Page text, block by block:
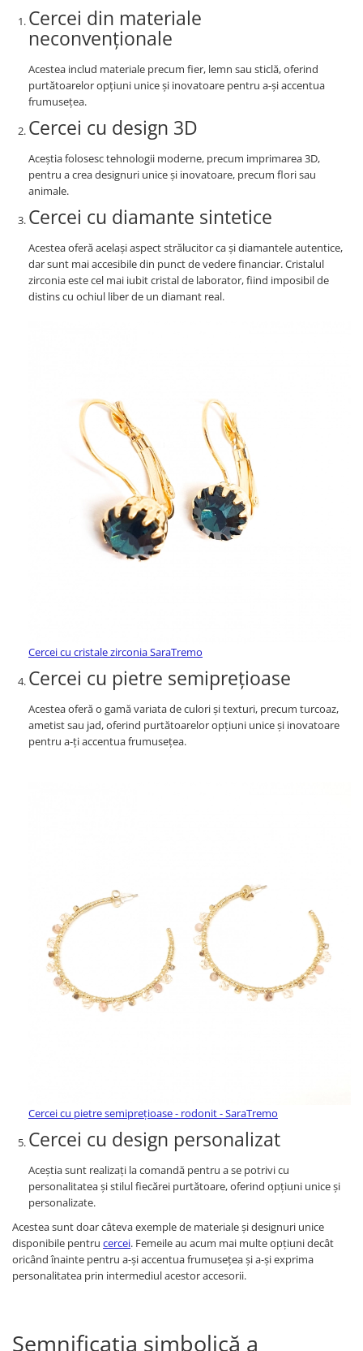
Cercei din materiale
neconvenționale
Acestea includ materiale precum fier, lemn sau sticlă, oferind
purtătoarelor opțiuni unice și inovatoare pentru a-și accentua
frumusețea.
Cercei cu design 3D
Aceștia folosesc tehnologii moderne, precum imprimarea 3D,
pentru a crea designuri unice și inovatoare, precum flori sau
animale.
Cercei cu diamante sintetice
Acestea oferă același aspect strălucitor ca și diamantele autentice,
dar sunt mai accesibile din punct de vedere financiar. Cristalul
zirconia este cel mai iubit cristal de laborator, fiind imposibil de
distins cu ochiul liber de un diamant real.
Cercei cu cristale zirconia SaraTremo
Cercei cu pietre semiprețioase
Acestea oferă o gamă variata de culori și texturi, precum turcoaz,
ametist sau jad, oferind purtătoarelor opțiuni unice și inovatoare
pentru a-ți accentua frumusețea.
Cercei cu pietre semiprețioase - rodonit - SaraTremo
Cercei cu design personalizat
Aceștia sunt realizați la comandă pentru a se potrivi cu
personalitatea și stilul fiecărei purtătoare, oferind opțiuni unice și
personalizate.
Acestea sunt doar câteva exemple de materiale și designuri unice
disponibile pentru cercei. Femeile au acum mai multe opțiuni decât
oricând înainte pentru a-și accentua frumusețea și a-și exprima
personalitatea prin intermediul acestor accesorii.
Semnificația simbolică a